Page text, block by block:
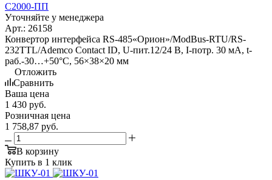
С2000-ПП
Уточняйте у менеджера
Арт.: 26158
Конвертор интерфейса RS-485«Орион»/ModBus-RTU/RS-
232TTL/Ademco Contact ID, U-пит.12/24 В, I-потр. 30 мА, t-
раб.-30…+50°С, 56×38×20 мм
Отложить
Сравнить
Ваша цена
1 430 руб.
Розничная цена
1 758,87 руб.
В корзину
Купить в 1 клик